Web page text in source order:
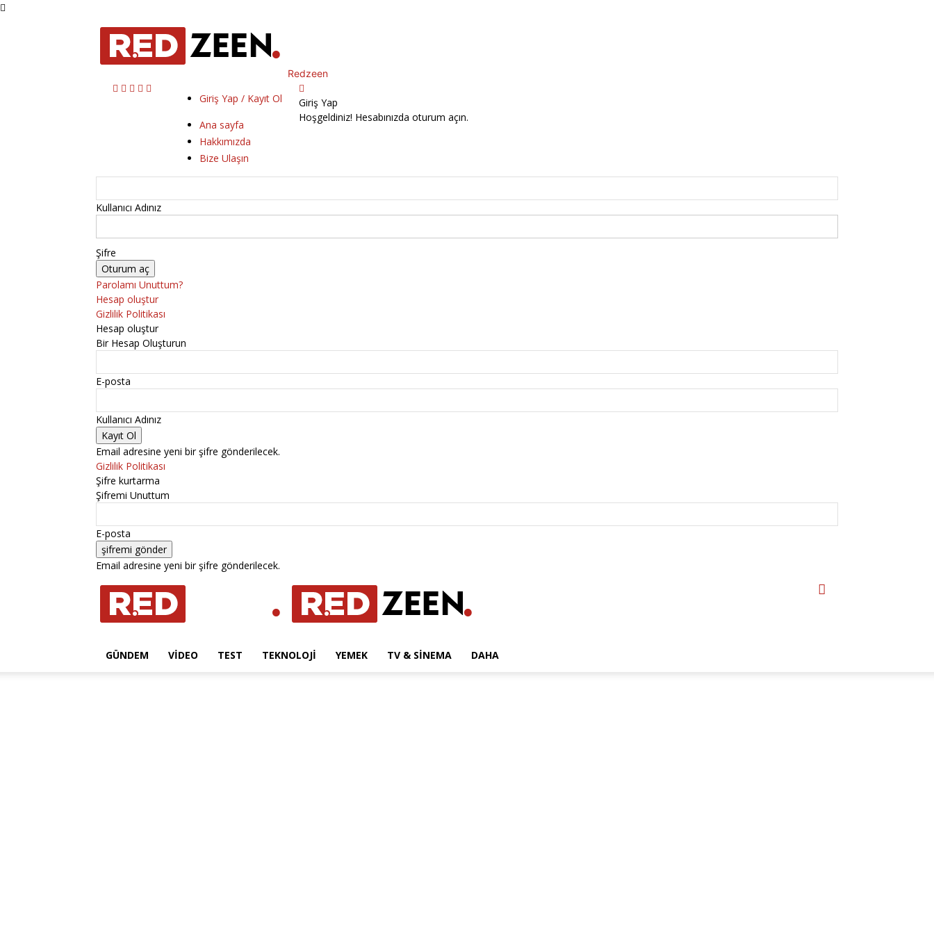
Redzeen
Giriş Yap / Kayıt Ol
Ana sayfa
Hakkımızda
Bize Ulaşın
Giriş Yap
Hoşgeldiniz! Hesabınızda oturum açın.
Kullanıcı Adınız
Şifre
Parolamı Unuttum?
Hesap oluştur
Gizlilik Politikası
Hesap oluştur
Bir Hesap Oluşturun
E-posta
Kullanıcı Adınız
Email adresine yeni bir şifre gönderilecek.
Gizlilik Politikası
Şifre kurtarma
Şifremi Unuttum
E-posta
Email adresine yeni bir şifre gönderilecek.
GÜNDEM VIDEO TEST TEKNOLOJI YEMEK TV & SINEMA DAHA